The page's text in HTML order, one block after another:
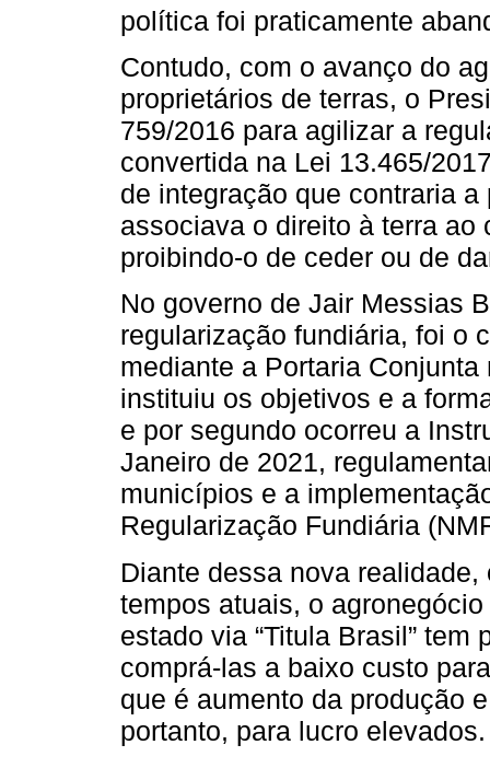
política foi praticamente
Contudo, com o avanço do
proprietários de terras, o
759/2016 para agilizar a
convertida na Lei 13.465/
de integração que contraria
associava o direito à terra
proibindo-o de ceder ou de
No governo de Jair Messias
regularização fundiária, foi o
mediante a Portaria
instituiu os objetivos e a
e por segundo ocorreu a
Janeiro de 2021,
municípios e a
Regularização Fundiária
Diante dessa nova
tempos atuais, o
estado via “Titula Brasil”
comprá-las a baixo custo
que é aumento da produção
portanto, para lucro elevados.